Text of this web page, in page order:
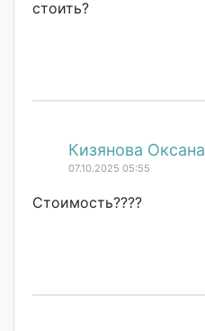
стоить?
Кизянова Оксана
07.10.2025 05:55
Стоимость????